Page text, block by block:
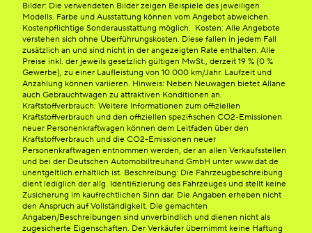
Bilder: Die verwendeten Bilder zeigen Beispiele des jeweiligen
Modells. Farbe und Ausstattung können vom Angebot abweichen.
Kostenpflichtige Sonderausstattung möglich. Kosten: Alle Angebote
verstehen sich ohne Überführungskosten. Diese fallen in jedem Fall
zusätzlich an und sind nicht in der angezeigten Rate enthalten. Alle
Preise inkl. der jeweils gesetzlich gültigen MwSt., derzeit 19 % (0 %
Gewerbe), zu einer Laufleistung von 10.000 km/Jahr. Laufzeit und
Anzahlung können variieren. Hinweis: Neben Neuwagen bietet Allane
auch Gebrauchtwagen zu attraktiven Konditionen an.
Kraftstoffverbrauch: Weitere Informationen zum offiziellen
Kraftstoffverbrauch und den offiziellen spezifischen CO2-Emissionen
neuer Personenkraftwagen können dem Leitfaden über den
Kraftstoffverbrauch und die CO2-Emissionen neuer
Personenkraftwagen entnommen werden, der an allen Verkaufsstellen
und bei der Deutschen Automobiltreuhand GmbH unter www.dat.de
unentgeltlich erhältlich ist. Beschreibung: Die Fahrzeugbeschreibung
dient lediglich der allg. Identifizierung des Fahrzeuges und stellt keine
Zusicherung im kaufrechtlichen Sinn dar. Die Angaben erheben nicht
den Anspruch auf Vollständigkeit. Die gemachten
Angaben/Beschreibungen sind unverbindlich und dienen nicht als
zugesicherte Eigenschaften. Der Verkäufer übernimmt keine Haftung